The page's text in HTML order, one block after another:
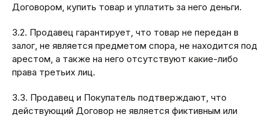
Договором, купить товар и уплатить за него деньги.
3.2. Продавец гарантирует, что товар не передан в
залог, не является предметом спора, не находится под
арестом, а также на него отсутствуют какие-либо
права третьих лиц.
3.3. Продавец и Покупатель подтверждают, что
действующий Договор не является фиктивным или